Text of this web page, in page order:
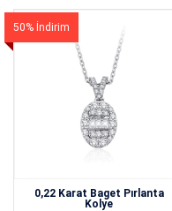
50% İndirim
0,22 Karat Baget Pırlanta
Kolye